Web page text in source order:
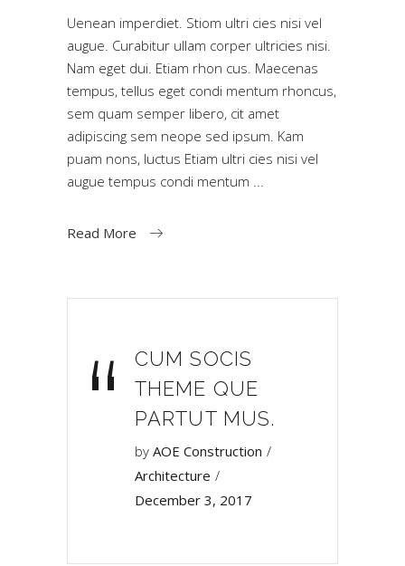
Uenean imperdiet. Stiom ultri cies nisi vel
augue. Curabitur ullam corper ultricies nisi.
Nam eget dui. Etiam rhon cus. Maecenas
tempus, tellus eget condi mentum rhoncus,
sem quam semper libero, cit amet
adipiscing sem neope sed ipsum. Kam
puam nons, luctus Etiam ultri cies nisi vel
augue tempus condi mentum
Read More
“
CUM SOCIS
THEME QUE
PARTUT MUS.
by AOE Construction
Architecture
December 3, 2017